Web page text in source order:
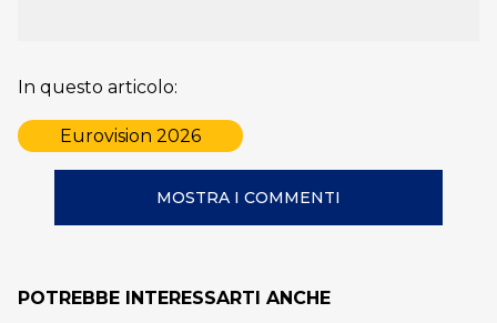
In questo articolo:
Eurovision 2026
MOSTRA I COMMENTI
POTREBBE INTERESSARTI ANCHE